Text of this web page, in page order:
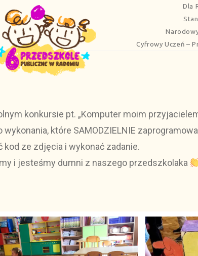
Dla
Cyfrowy Uczeń –
konkursie pt. „Komputer moim
które SAMODZIELNIE
kod ze zdjęcia i wykonać zadanie.
i jesteśmy dumni z naszego przedszkolaka